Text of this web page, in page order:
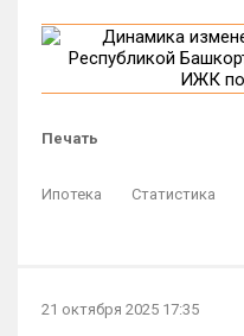
Печать
Ипотека Статистика
21 октября 2025 17:35